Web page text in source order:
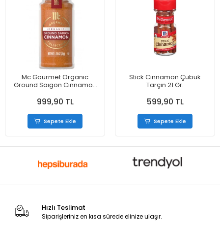
Mc Gourmet Organıc
Ground Saıgon Cınnamon
999,90 TL
Sepete Ekle
Stick Cinnamon Çubuk
Tarçın 21 Gr.
599,90 TL
Sepete Ekle
Hızlı Teslimat
Siparişleriniz en kısa sürede elinize ulaşır.